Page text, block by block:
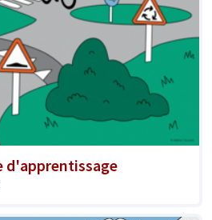
d'apprentissage